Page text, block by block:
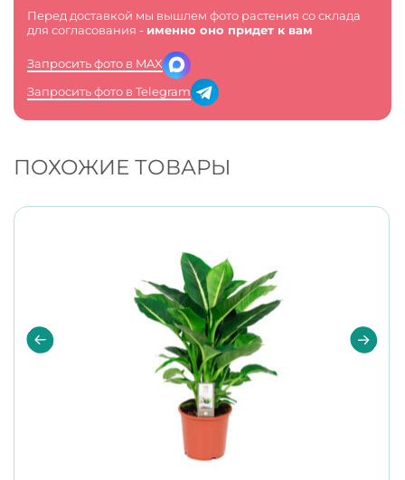
Перед доставкой мы вышлем фото растения со склада
для согласования - именно оно придет к вам
Запросить фото в MAX
Запросить фото в Telegram
ПОХОЖИЕ ТОВАРЫ